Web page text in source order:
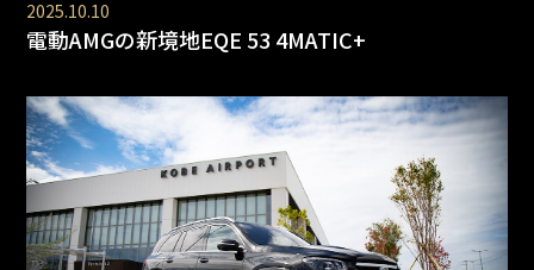
2025.10.10
電動AMGの新境地EQE 53 4MATIC+